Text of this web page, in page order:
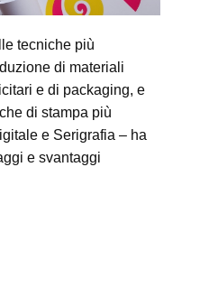
tecniche più
di materiali
e di packaging, e
di stampa più
e Serigrafia – ha
e svantaggi